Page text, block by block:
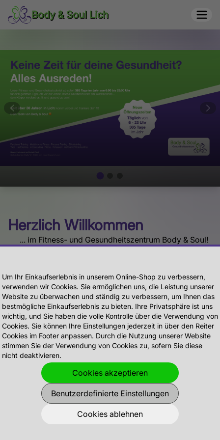
Um Ihr Einkaufserlebnis in unserem Online-Shop zu verbessern,
verwenden wir Cookies. Sie ermöglichen uns, die Leistung unserer
Website zu überwachen und ständig zu verbessern, um Ihnen das
bestmögliche Einkaufserlebnis zu bieten. Ihre Privatsphäre ist uns
wichtig, und Sie haben die volle Kontrolle über die Verwendung von
Cookies. Sie können Ihre Einstellungen jederzeit in über den Reiter
Cookies im Footer anpassen. Durch die Nutzung unserer Website
stimmen Sie der Verwendung von Cookies zu, sofern Sie diese
nicht deaktivieren.
Cookies akzeptieren
Benutzerdefinierte Einstellungen
Cookies ablehnen
Body & Soul Lich
Herzlich Willkommen
... im Fitness- und Gesundheitszentrum Body & Soul!
kleinen Einblick in unser Studio geben. Bleibe immer auf
dem Laufenden und folge uns auf unseren Social-
Media-Kanälen.
Besuche uns auf
Facebook
Folge uns auf Instagram